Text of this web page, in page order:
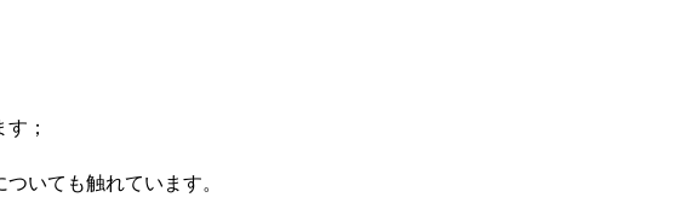
；
いても触れています。